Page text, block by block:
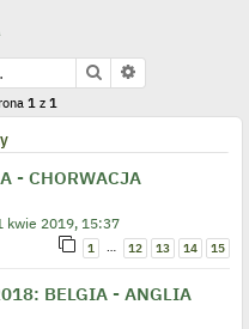
j
Szukaj
1z 1
- CHORWACJA
kwie 2019, 15:37
1 … 12 13 14 15
BELGIA - ANGLIA